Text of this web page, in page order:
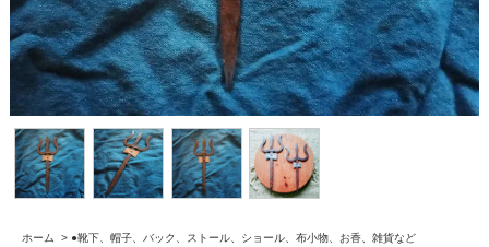
ホーム > ●靴下、帽子、バック、ストール、ショール、布小物、お香、雑貨など